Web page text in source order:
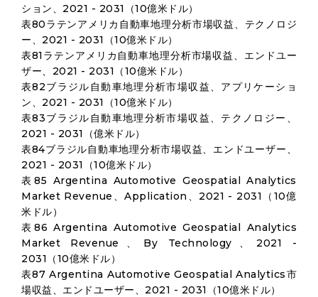
ション、2021 - 2031（10億米ドル）
表80ラテンアメリカ自動車地理分析市場収益、テクノロジ
ー、2021 - 2031（10億米ドル）
表81ラテンアメリカ自動車地理分析市場収益、エンドユー
ザー、2021 - 2031（10億米ドル）
表82ブラジル自動車地理分析市場収益、アプリケーショ
ン、2021 - 2031（10億米ドル）
表83ブラジル自動車地理分析市場収益、テクノロジー、
2021 - 2031（億米ドル）
表84ブラジル自動車地理分析市場収益、エンドユーザー、
2021 - 2031（10億米ドル）
表85 Argentina Automotive Geospatial Analytics
Market Revenue、Application、2021 - 2031（10億
米ドル）
表86 Argentina Automotive Geospatial Analytics
Market Revenue、By Technology、2021 -
2031（10億米ドル）
表87 Argentina Automotive Geospatial Analytics市
場収益、エンドユーザー、2021 - 2031（10億米ドル）